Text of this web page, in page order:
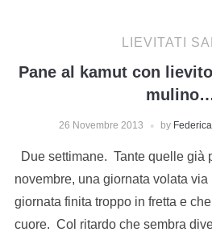
LIEVITATI
Pane al kamut con
26 Novembre 2013 by
Due settimane. Tante quelle già
novembre, una giornata volata
giornata finita troppo in fretta e
cuore. Col ritardo che sembra